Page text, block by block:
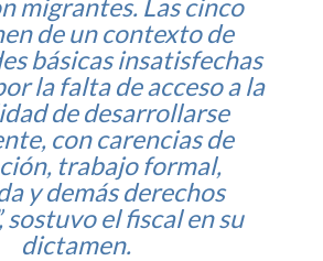
migrantes. Las cinco
de un contexto de
básicas insatisfechas
la falta de acceso a la
de desarrollarse
con carencias de
trabajo formal,
y demás derechos
sostuvo el fiscal en su
dictamen.